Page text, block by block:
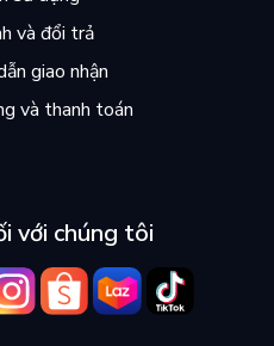
và đổi trả
giao nhận
và thanh toán
với chúng tôi